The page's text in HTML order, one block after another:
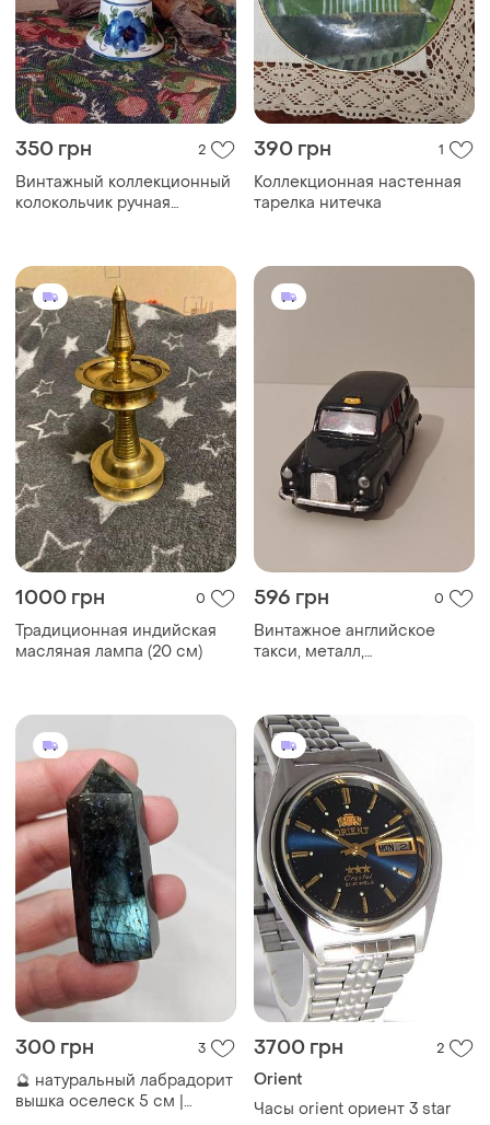
350 грн 2
Винтажный коллекционный
колокольчик ручная
роспись
390 грн 1
Коллекционная настенная
тарелка нитечка
1000 грн 0
Традиционная индийская
масляная лампа (20 см)
596 грн
Винтажное английское
такси, металл,
подвижными дверями, в
красивом состоянии! 12см
300 грн
🔮 натуральный лабрадорит
вышка оселеск 5 см |
лабрадорит шестигранник |
кристалл, минерал,
медитация, фонарь
3700 грн
Orient
Часы orient ориент 3 star
автоподзавод япония
оригинал механика 1980е
обслужены мастером